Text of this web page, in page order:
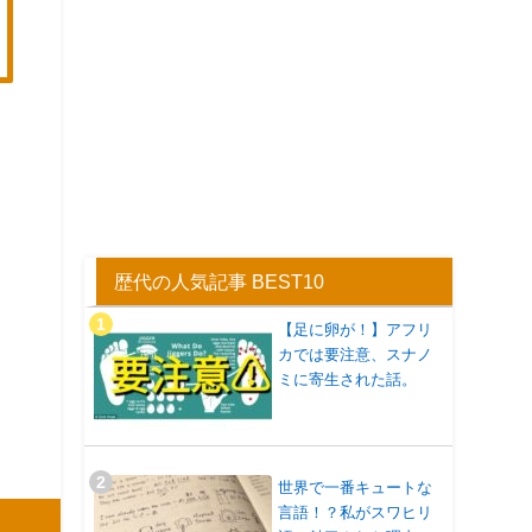
歴代の人気記事 BEST10
【足に卵が！】アフリ
カでは要注意、スナノ
ミに寄生された話。
世界で一番キュートな
言語！？私がスワヒリ